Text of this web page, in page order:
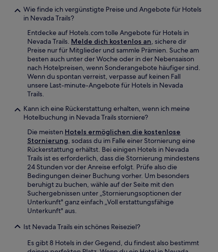
Wie finde ich vergünstigte Preise und Angebote für Hotels
in Nevada Trails?
Entdecke auf Hotels.com tolle Angebote für Hotels in
Nevada Trails. Melde dich kostenlos an, sichere dir
Preise nur für Mitglieder und sammle Prämien. Suche am
besten auch unter der Woche oder in der Nebensaison
nach Hotelpreisen, wenn Sonderangebote häufiger sind.
Wenn du spontan verreist, verpasse auf keinen Fall
unsere Last-minute-Angebote für Hotels in Nevada
Trails.
Kann ich eine Rückerstattung erhalten, wenn ich meine
Hotelbuchung in Nevada Trails storniere?
Die meisten Hotels ermöglichen die kostenlose
Stornierung, sodass du im Falle einer Stornierung eine
Rückerstattung erhältst. Bei einigen Hotels in Nevada
Trails ist es erforderlich, dass die Stornierung mindestens
24 Stunden vor der Anreise erfolgt. Prüfe also die
Bedingungen deiner Buchung vorher. Um besonders
beruhigt zu buchen, wähle auf der Seite mit den
Suchergebnissen unter „Stornierungsoptionen der
Unterkunft" ganz einfach „Voll erstattungsfähige
Unterkunft" aus.
Ist Nevada Trails ein schönes Reiseziel?
Es gibt 8 Hotels in der Gegend, du findest also bestimmt